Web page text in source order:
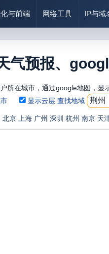
与前端 网络工具 IP与域
气预报、
所在城市，通过google地图，
显示云层 查找地域
北京 上海 广州 深圳 杭州 南京 天